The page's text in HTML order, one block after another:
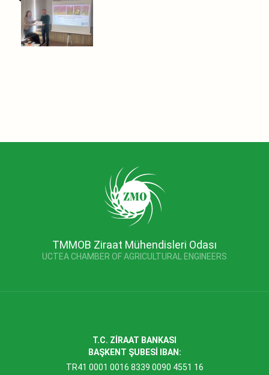
TMMOB Ziraat Mühendisleri Odası
UCTEA CHAMBER OF AGRICULTURAL ENGINEERS
T.C. ZİRAAT BANKASI
BAŞKENT ŞUBESİ IBAN:
TR41 0001 0016 8339 0090 4551 16